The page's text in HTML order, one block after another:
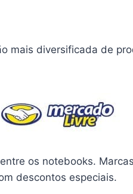
mais diversificada de
os notebooks.
descontos especiais.